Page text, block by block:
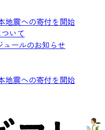
地震への寄付を開始
いて
ールのお知らせ
地震への寄付を開始